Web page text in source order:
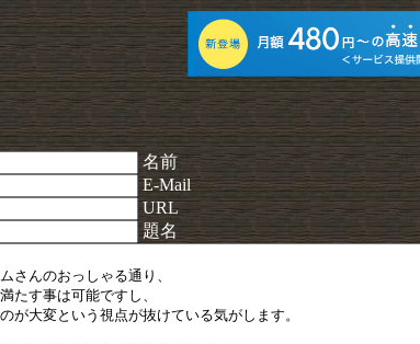
名前
E-Mail
URL
題名